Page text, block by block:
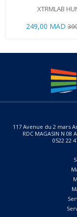
XTRMLAB
249,00 MAD
117 Avenue du 2 mars
RDC MAGASIN N
0522 22